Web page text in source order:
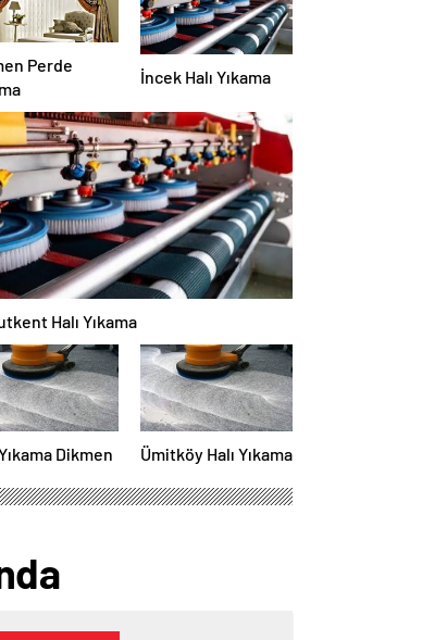
Perde
İncek Halı Yıkama
Halı Yıkama
Dikmen Ümitköy Halı Yıkama